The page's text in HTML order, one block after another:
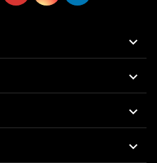



